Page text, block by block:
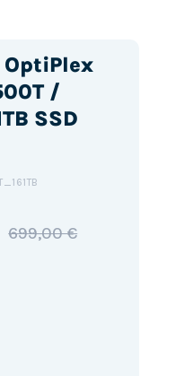
OptiPlex
/
SSD
699,00 €